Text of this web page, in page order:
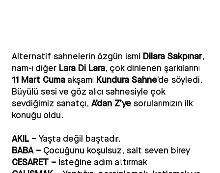
Alternatif sahnelerin özgün ismi Dilara Sakpınar,
nam-ı diğer Lara Di Lara, çok dinlenen şarkılarını
11 Mart Cuma akşamı Kundura Sahne’de söyledi.
Büyülü sesi ve göz alıcı sahnesiyle çok
sevdiğimiz sanatçı, A’dan Z’ye sorularımızın ilk
konuğu oldu.
AKIL –Yaşta değil baştadır.
BABA – Çocuğunu koşulsuz, salt seven birey
CESARET – İsteğine adım attırmak